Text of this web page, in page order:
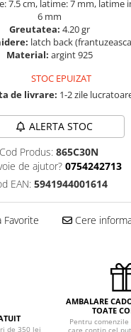
7.5 cm, latime: 7 mm,
6 mm
Greutatea: 4.20 gr
latch back
Material: argint 925
STOC EPUIZAT
de livrare: 1-2 zile
ALERTA STOC
Cod Produs: 865C30N
de ajutor? 0754242713
EAN: 5941944001614
Favorite Cere
de 350 lei
AMBALARE
TOATE
Pentru
care contin cel